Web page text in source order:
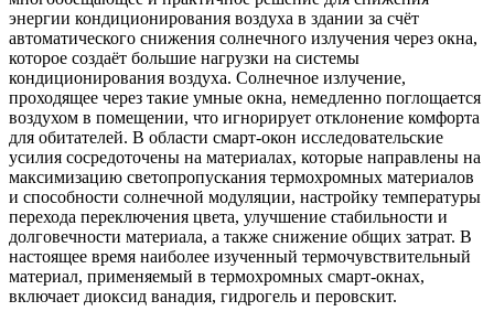
энергии кондиционирования воздуха в здании за счёт
автоматического снижения солнечного излучения через окна,
которое создаёт большие нагрузки на системы
кондиционирования воздуха. Солнечное излучение,
проходящее через такие умные окна, немедленно поглощается
воздухом в помещении, что игнорирует отклонение комфорта
для обитателей. В области смарт-окон исследовательские
усилия сосредоточены на материалах, которые направлены на
максимизацию светопропускания термохромных материалов
и способности солнечной модуляции, настройку температуры
перехода переключения цвета, улучшение стабильности и
долговечности материала, а также снижение общих затрат. В
настоящее время наиболее изученный термочувствительный
материал, применяемый в термохромных смарт-окнах,
включает диоксид ванадия, гидрогель и перовскит.